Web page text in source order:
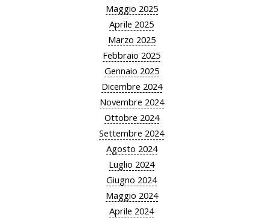
Maggio 2025
Aprile 2025
Marzo 2025
Febbraio 2025
Gennaio 2025
Dicembre 2024
Novembre 2024
Ottobre 2024
Settembre 2024
Agosto 2024
Luglio 2024
Giugno 2024
Maggio 2024
Aprile 2024